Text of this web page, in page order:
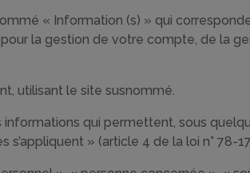
« Information (s) » qui
pour la gestion de votre compte, de la
utilisant le site susnommé.
informations qui permettent, sous
» (article 4 de la loi n° 78-